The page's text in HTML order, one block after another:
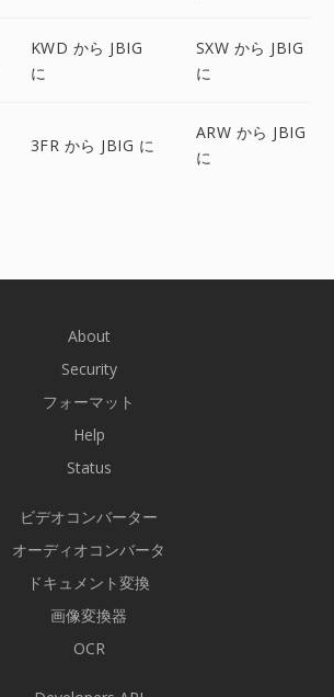
KWD から JBIG
に
SXW から JBIG
に
3FR から JBIG に
ARW から JBIG
に
About
Security
フォーマット
Help
Status
ビデオコンバーター
オーディオコンバータ
ドキュメント変換
画像変換器
OCR